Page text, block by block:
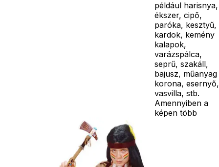
például harisnya,
ékszer, cipő,
paróka, kesztyű,
kardok, kemény
kalapok,
varázspálca,
seprű, szakáll,
bajusz, műanyag
korona, esernyő,
vasvilla, stb.
Amennyiben a
képen több